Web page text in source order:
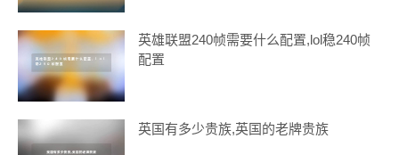
英雄联盟240帧需要什么配置,lol稳240帧
配置
英国有多少贵族,英国的老牌贵族